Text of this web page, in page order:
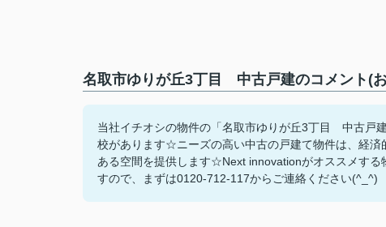
名取市ゆりが丘3丁目 中古戸建のコメント(
当社イチオシの物件の「名取市ゆりが丘3丁目 中古戸
校があります☆ニーズの高い中古の戸建て物件は、経
ある空間を提供します☆Next innovationがオススメす
すので、まずは0120-712-117からご連絡ください(^_^)